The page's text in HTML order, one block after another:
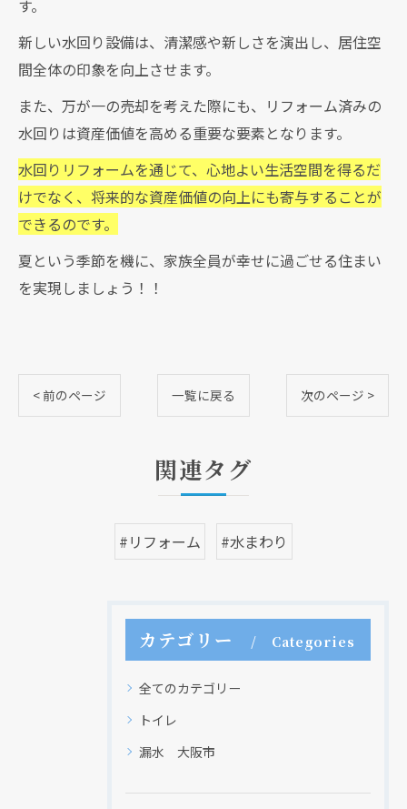
す。
新しい水回り設備は、清潔感や新しさを演出し、居住空
間全体の印象を向上させます。
また、万が一の売却を考えた際にも、リフォーム済みの
水回りは資産価値を高める重要な要素となります。
水回りリフォームを通じて、心地よい生活空間を得るだ
けでなく、将来的な資産価値の向上にも寄与することが
できるのです。
夏という季節を機に、家族全員が幸せに過ごせる住まい
を実現しましょう！！
< 前のページ 一覧に戻る 次のページ >
関連タグ
#リフォーム #水まわり
カテゴリー Categories
全てのカテゴリー
トイレ
漏水 大阪市